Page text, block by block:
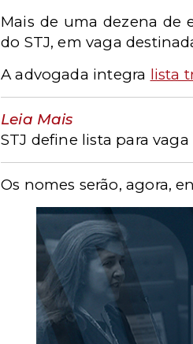
Mais de uma dezena de
do STJ, em vaga
A advogada integra lista
Leia Mais
STJ define lista para
Os nomes serão, agora,